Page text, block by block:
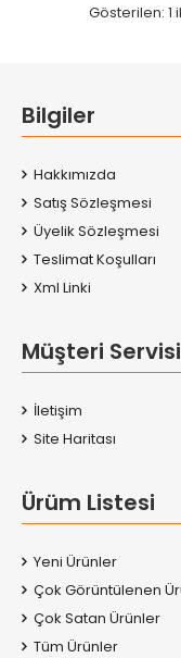
Gösterilen: 1
Bilgiler
Hakkımızda
Satış Sözleşmesi
Üyelik Sözleşmesi
Teslimat Koşulları
Xml Linki
Müşteri Servisi
İletişim
Site Haritası
Ürüm Listesi
Yeni Ürünler
Çok Görüntülenen
Çok Satan Ürünler
Tüm Ürünler